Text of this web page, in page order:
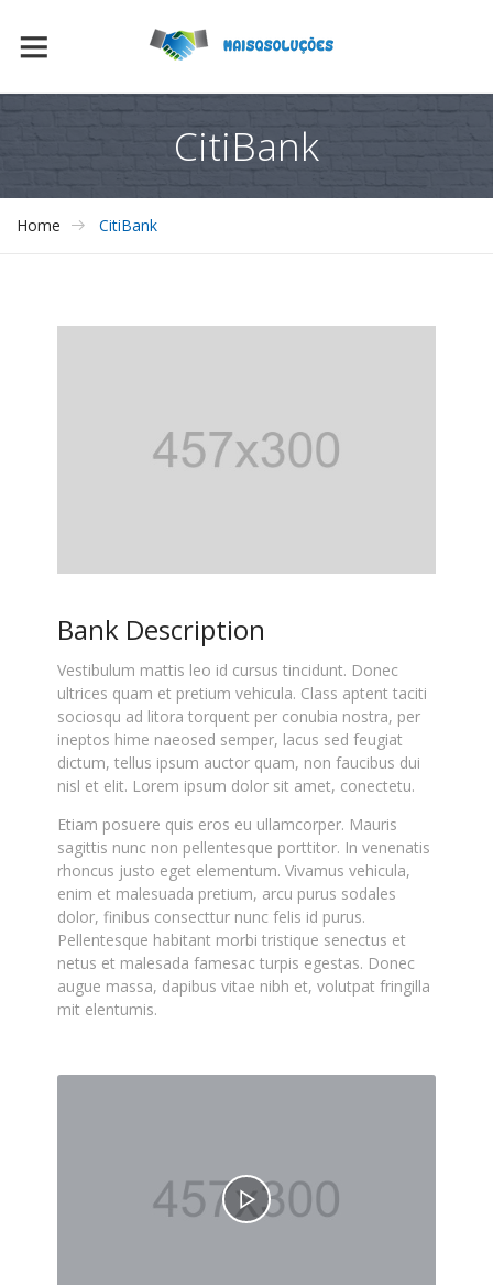
CitiBank
Home CitiBank
Bank Description
Vestibulum mattis leo id cursus tincidunt. Donec
ultrices quam et pretium vehicula. Class aptent taciti
sociosqu ad litora torquent per conubia nostra, per
ineptos hime naeosed semper, lacus sed feugiat
dictum, tellus ipsum auctor quam, non faucibus dui
nisl et elit. Lorem ipsum dolor sit amet, conectetu.
Etiam posuere quis eros eu ullamcorper. Mauris
sagittis nunc non pellentesque porttitor. In venenatis
rhoncus justo eget elementum. Vivamus vehicula,
enim et malesuada pretium, arcu purus sodales
dolor, finibus consecttur nunc felis id purus.
Pellentesque habitant morbi tristique senectus et
netus et malesada famesac turpis egestas. Donec
augue massa, dapibus vitae nibh et, volutpat fringilla
mit elentumis.